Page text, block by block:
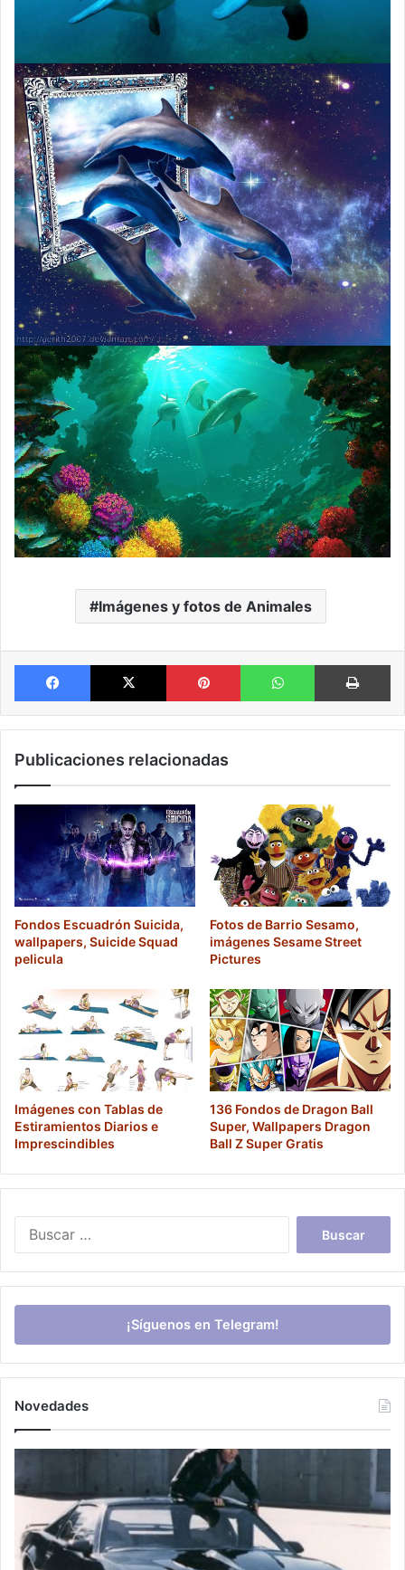
Imágenes y fotos de Animales
Facebook X Pinterest WhatsApp
Publicaciones relacionadas
Fondos Escuadrón Suicida,
wallpapers, Suicide Squad
pelicula
Fotos de Barrio Sesamo,
imágenes Sesame Street
Pictures
Imágenes con Tablas de
Estiramientos Diarios e
Imprescindibles
136 Fondos de Dragon Ball
Super, Wallpapers Dragon
Ball Z Super Gratis
¡Síguenos en Telegram!
Novedades